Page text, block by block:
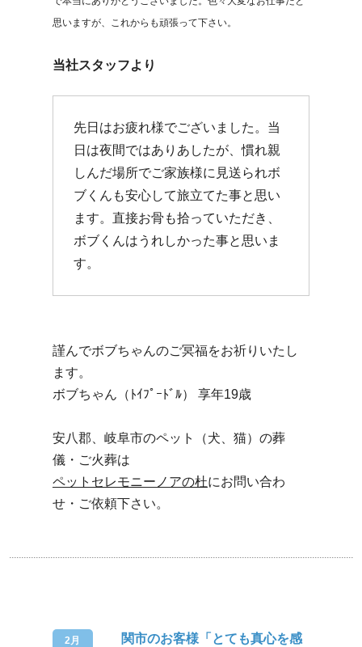
思いますが、これからも頑張って下さい。
当社スタッフより
先日はお疲れ様でございました。当
日は夜間ではありあしたが、慣れ親
しんだ場所でご家族様に見送られボ
ブくんも安心して旅立てた事と思い
ます。直接お骨も拾っていただき、
ボブくんはうれしかった事と思いま
す。
謹んでボブちゃんのご冥福をお祈りいたし
ます。
ボブちゃん（ﾄｲﾌﾟｰﾄﾞﾙ） 享年19歳
安八郡、岐阜市のペット（犬、猫）の葬
儀・ご火葬は
ペットセレモニーノアの杜にお問い合わ
せ・ご依頼下さい。
2月
関市のお客様「とても真心を感